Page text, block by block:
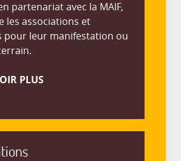
partenariat avec la MAIF,
les associations et
pour leur manifestation ou
PLUS